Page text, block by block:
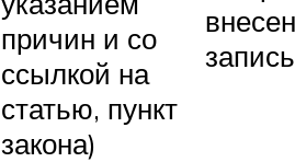
причин и со
ссылкой на
статью, пункт
закона)
запись